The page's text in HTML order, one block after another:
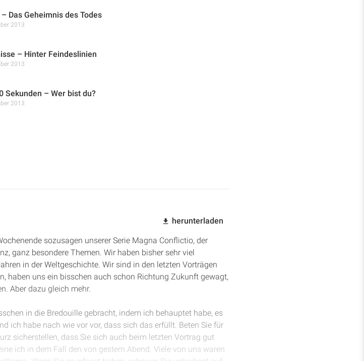
Das Geheimnis des Todes
2013
– Hinter Feindeslinien
2013
Sekunden – Wer bist du?
2013
herunterladen
sozusagen unserer Serie Magna Conflictio, der
ganz besondere Themen. Wir haben bisher sehr viel
in der Weltgeschichte. Wir sind in den letzten Vorträgen
haben uns ein bisschen auch schon Richtung Zukunft gewagt,
Aber dazu gleich mehr.
in die Bredouille gebracht, indem ich behauptet habe, es
ich habe nach wie vor vor, dass sich das erfüllt. Beten Sie für
sicherstellen, dass Sie sich auch beim letzten Vortrag gut
ich in dem Fall den von gestern Abend. Viele von uns waren